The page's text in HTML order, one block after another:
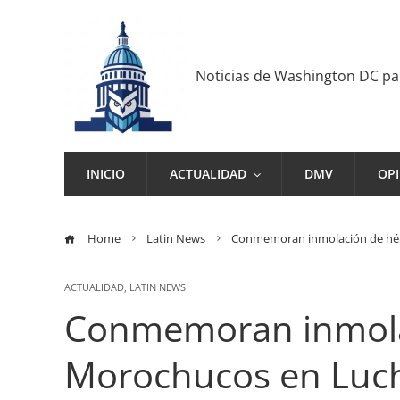
Noticias de Washington DC
INICIO ACTUALIDAD DMV
Home Latin News Conmemoran inmolación de
ACTUALIDAD, LATIN NEWS
Conmemoran
Morochucos en